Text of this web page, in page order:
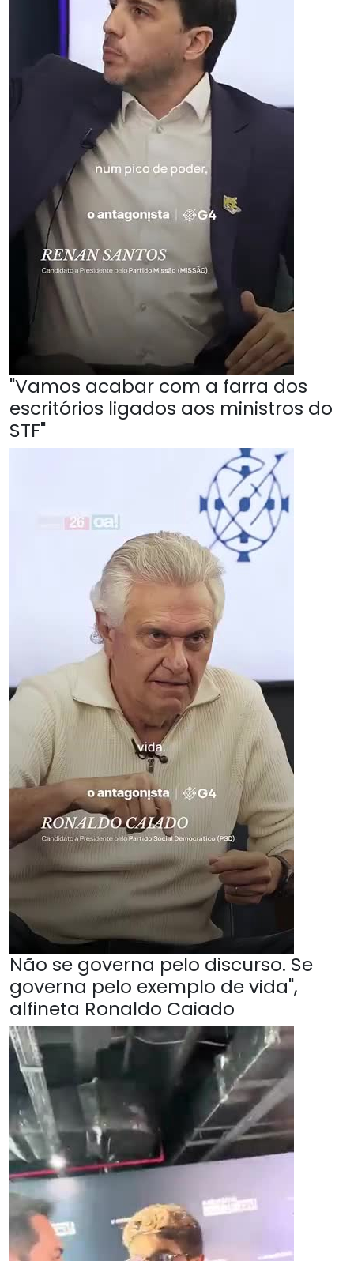
"Vamos acabar com a farra dos
escritórios ligados aos ministros do
STF"
Não se governa pelo discurso. Se
governa pelo exemplo de vida",
alfineta Ronaldo Caiado